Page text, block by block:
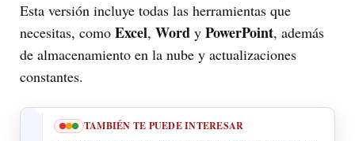
Esta versión incluye todas las herramientas que
necesitas, como Excel, Word y PowerPoint, además
de almacenamiento en la nube y actualizaciones
constantes.
TAMBIÉN TE PUEDE INTERESAR